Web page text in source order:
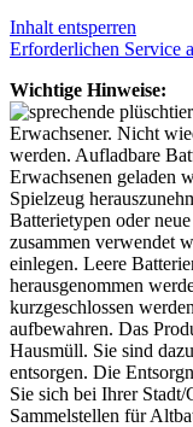
Inhalt entsperren
Erforderlichen Service
Wichtige Hinweise:
Erwachsener. Nicht
werden. Aufladbare
Erwachsenen geladen
Spielzeug
Batterietypen oder
zusammen verwendet
einlegen. Leere
herausgenommen
kurzgeschlossen
aufbewahren. Das
Hausmüll. Sie sind
entsorgen. Die
Sie sich bei Ihrer
Sammelstellen für